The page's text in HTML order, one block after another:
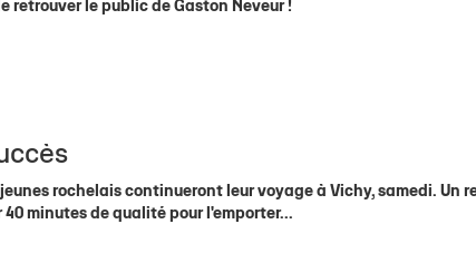
retrouver le public de Gaston Neveur !
jeunes rochelais continueront leur voyage à Vichy, samedi. Un
minutes de qualité pour l'emporter...